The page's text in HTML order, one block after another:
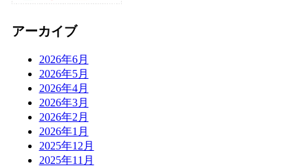
アーカイブ
2026年6月
2026年5月
2026年4月
2026年3月
2026年2月
2026年1月
2025年12月
2025年11月